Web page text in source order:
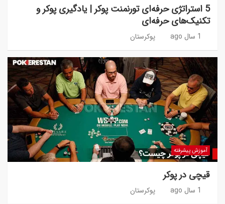
5 استراتژی حرفه‌ای تورنمنت پوکر | یادگیری پوکر و
تکنیک‌های حرفه‌ای
1 سال ago پوکرستان
آموزش پیشرفته
قیچی در پوکر
1 سال ago پوکرستان